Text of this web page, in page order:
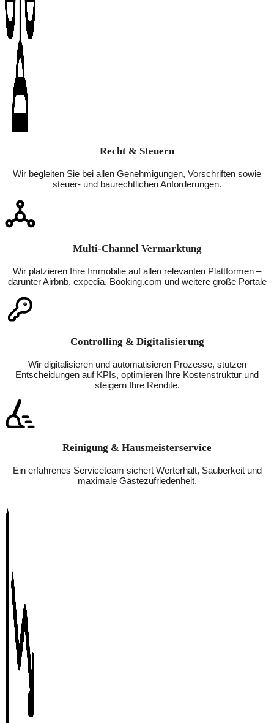
Recht & Steuern
Wir begleiten Sie bei allen Genehmigungen, Vorschriften sowie
steuer- und baurechtlichen Anforderungen.
Multi-Channel Vermarktung
Wir platzieren Ihre Immobilie auf allen relevanten Plattformen –
darunter Airbnb, expedia, Booking.com und weitere große Portale
Controlling & Digitalisierung
Wir digitalisieren und automatisieren Prozesse, stützen
Entscheidungen auf KPIs, optimieren Ihre Kostenstruktur und
steigern Ihre Rendite.
Reinigung & Hausmeisterservice
Ein erfahrenes Serviceteam sichert Werterhalt, Sauberkeit und
maximale Gästezufriedenheit.